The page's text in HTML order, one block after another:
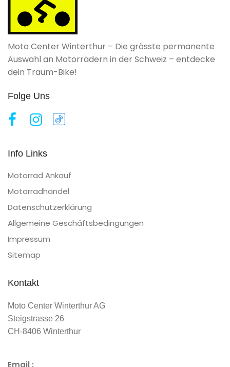
Moto Center Winterthur – Die grösste permanente
Auswahl an Motorrädern in der Schweiz – entdecke
dein Traum-Bike!
Folge Uns
Info Links
Motorrad Ankauf
Motorradhandel
Datenschutzerklärung
Allgemeine Geschäftsbedingungen
Impressum
Sitemap
Kontakt
Moto Center Winterthur AG
Steigstrasse 26
CH-8406 Winterthur